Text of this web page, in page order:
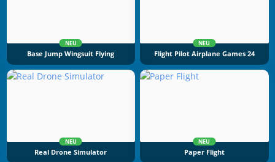
NEU
Base Jump Wingsuit Flying
NEU
Flight Pilot Airplane Games 24
NEU
Real Drone Simulator
NEU
Paper Flight